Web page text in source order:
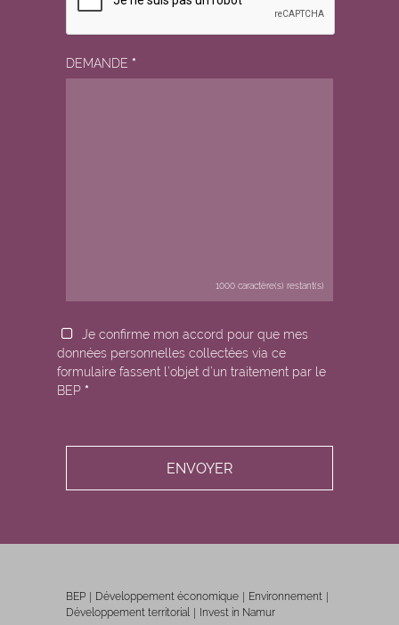
DEMANDE *
1000 caractère(s) restant(s)
Je confirme mon accord pour que mes
données personnelles collectées via ce
formulaire fassent l’objet d’un traitement par le
BEP *
BEP Développement économique
Environnement
Développement territorial
Invest in Namur